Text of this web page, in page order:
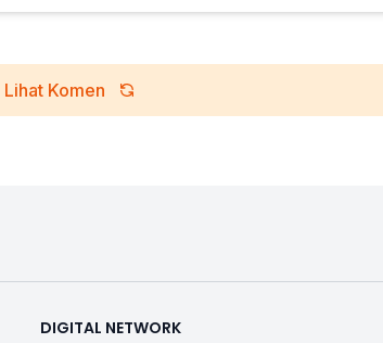
Lihat Komen
DIGITAL NETWORK